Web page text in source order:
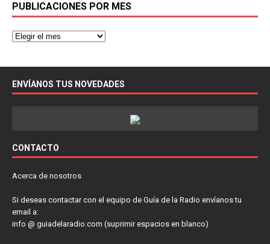
PUBLICACIONES POR MES
ENVÍANOS TUS NOVEDADES
CONTACTO
Acerca de nosotros
Si deseas contactar con el equipo de Guía de la Radio envíanos tu
email a:
info @ guiadelaradio.com (suprimir espacios en blanco)